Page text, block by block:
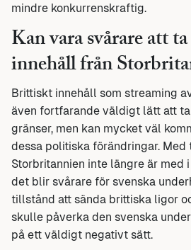
mindre konkurrenskraftig.
Kan vara svårare att
innehåll från
Brittiskt innehåll som streaming
även fortfarande väldigt lätt att
gränser, men kan mycket väl
dessa politiska förändringar. Med
Storbritannien inte längre är med
det blir svårare för svenska
tillstånd att sända brittiska ligor
skulle påverka den svenska
på ett väldigt negativt sätt.